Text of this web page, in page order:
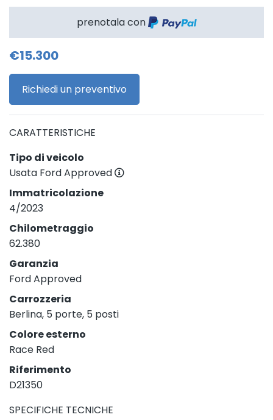
prenotala con
€15.300
Richiedi un preventivo
CARATTERISTICHE
Tipo di veicolo
Usata Ford Approved
Immatricolazione
4/2023
Chilometraggio
62.380
Garanzia
Ford Approved
Carrozzeria
Berlina, 5 porte, 5 posti
Colore esterno
Race Red
Riferimento
D21350
SPECIFICHE TECNICHE